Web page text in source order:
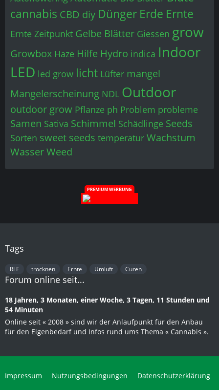
cannabis CBD diy Dünger Erde Ernte
Ernte Zeitpunkt Gelbe Blätter Giessen grow
Growbox Haze Hilfe Hydro indica Indoor
LED led grow licht Lüfter mangel
Mangelerscheinung NDL Outdoor
outdoor grow Pflanze ph Problem probleme
Samen Sativa Schimmel Schädlinge Seeds
Sorten sweet seeds temperatur Wachstum
WasserWeed
PREMIUM WERBUNG
Tags
RLF trocknen Ernte Umluft Curen
Forum online seit...
18 Jahren, 3 Monaten, einer Woche, 3 Tagen, 11 Stunden und
54 Minuten
Online seit « 2008 » sind wir der Anlaufpunkt für den Anbau
für den Eigenbedarf und Infos rund ums Thema « Cannabis ».
Impressum Nutzungsbedingungen Datenschutzerklärung